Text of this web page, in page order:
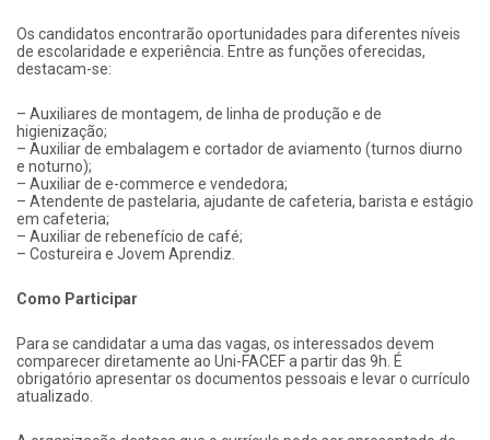
Os candidatos encontrarão oportunidades para diferentes níveis
de escolaridade e experiência. Entre as funções oferecidas,
destacam-se:
– Auxiliares de montagem, de linha de produção e de
higienização;
– Auxiliar de embalagem e cortador de aviamento (turnos diurno
e noturno);
– Auxiliar de e-commerce e vendedora;
– Atendente de pastelaria, ajudante de cafeteria, barista e estágio
em cafeteria;
– Auxiliar de rebenefício de café;
– Costureira e Jovem Aprendiz.
Como Participar
Para se candidatar a uma das vagas, os interessados devem
comparecer diretamente ao Uni-FACEF a partir das 9h. É
obrigatório apresentar os documentos pessoais e levar o currículo
atualizado.